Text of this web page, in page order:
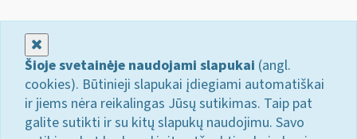
Šioje svetainėje naudojami slapukai (angl.
cookies). Būtinieji slapukai įdiegiami automatiškai
ir jiems nėra reikalingas Jūsų sutikimas. Taip pat
galite sutikti ir su kitų slapukų naudojimu. Savo